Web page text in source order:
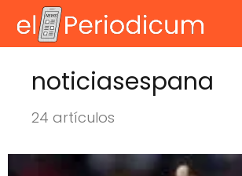
noticiasespana
24 artículos